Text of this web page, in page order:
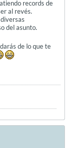
records de
al revés.
del asunto.
de lo que te